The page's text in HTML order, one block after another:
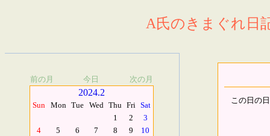
A氏のきまぐれ日
前の月 今日 次の月
2024.2
Sun Mon Tue Wed Thu Fri Sat
1
2
3
4
5 6 7 8 9
10
この日の